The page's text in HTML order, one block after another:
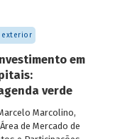
exterior
em
verde
Marcolino,
de Mercado de